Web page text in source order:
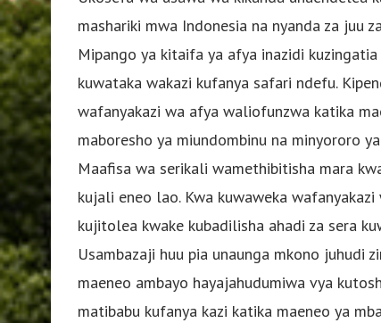
mashariki mwa Indonesia na nyanda za juu
Mipango ya kitaifa ya afya inazidi
kuwataka wakazi kufanya safari ndefu.
wafanyakazi wa afya waliofunzwa katika
maboresho ya miundombinu na minyororo
Maafisa wa serikali wamethibitisha mara
kujali eneo lao. Kwa kuwaweka
kujitolea kwake kubadilisha ahadi za sera
Usambazaji huu pia unaunga mkono juhudi
maeneo ambayo hayajahudumiwa vya
matibabu kufanya kazi katika maeneo ya